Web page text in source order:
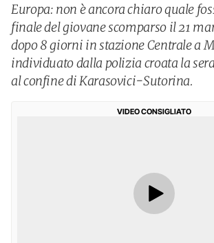
Europa: non è ancora chiaro quale
finale del giovane scomparso il 21
dopo 8 giorni in stazione Centrale a
individuato dalla polizia croata la
al confine di Karasovici-Sutorina.
VIDEO CONSIGLIATO